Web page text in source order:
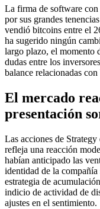
La firma de software
por sus grandes
vendió bitcoins entre el
ha sugerido ningún
largo plazo, el momento
dudas entre los
balance relacionadas
El mercado
presentación
Las acciones de
refleja una reacción
habían anticipado las
identidad de la compañía
estrategia de
indicio de actividad de
ajustes en el sentimiento.